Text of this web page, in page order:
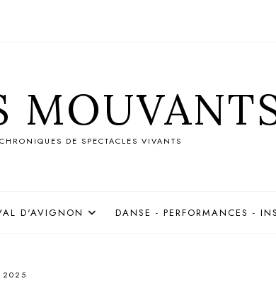
CHRONIQUES DE SPECTACLES VIVANTS
D'AVIGNON DANSE - PERFORMANCES -
2025